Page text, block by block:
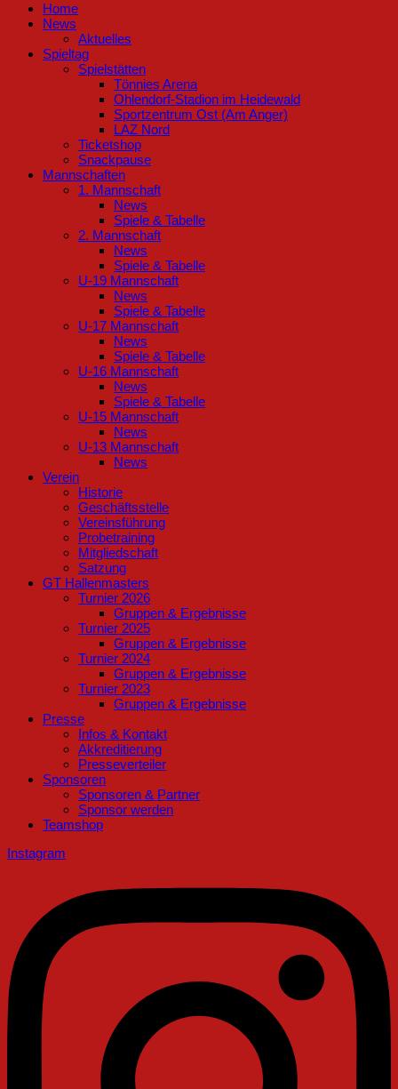
Home
News
Aktuelles
Spieltag
Spielstätten
Tönnies Arena
Ohlendorf-Stadion im Heidewald
Sportzentrum Ost (Am Anger)
LAZ Nord
Ticketshop
Snackpause
Mannschaften
1. Mannschaft
News
Spiele & Tabelle
2. Mannschaft
News
Spiele & Tabelle
U-19 Mannschaft
News
Spiele & Tabelle
U-17 Mannschaft
News
Spiele & Tabelle
U-16 Mannschaft
News
Spiele & Tabelle
U-15 Mannschaft
News
U-13 Mannschaft
News
Verein
Historie
Geschäftsstelle
Vereinsführung
Probetraining
Mitgliedschaft
Satzung
GT Hallenmasters
Turnier 2026
Gruppen & Ergebnisse
Turnier 2025
Gruppen & Ergebnisse
Turnier 2024
Gruppen & Ergebnisse
Turnier 2023
Gruppen & Ergebnisse
Presse
Infos & Kontakt
Akkreditierung
Presseverteiler
Sponsoren
Sponsoren & Partner
Sponsor werden
Teamshop
Instagram